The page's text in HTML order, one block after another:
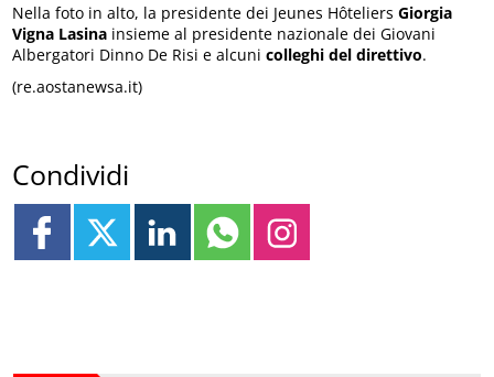
Nella foto in alto, la presidente dei Jeunes HôteliersGiorgia
Vigna Lasina insieme al presidente nazionale dei Giovani
Albergatori Dinno De Risi e alcunicolleghi del direttivo.
(re.aostanewsa.it)
Condividi